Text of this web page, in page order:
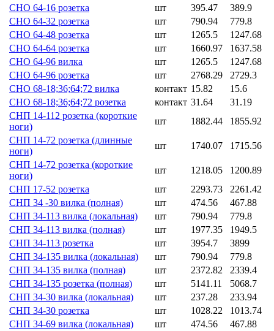
СНО 64-16 розетка
шт 395.47
389.9
СНО 64-32 розетка
шт 790.94
779.8
СНО 64-48 розетка
шт 1265.5
1247.68
СНО 64-64 розетка
шт 1660.97
1637.58
СНО 64-96 вилка
шт 1265.5
1247.68
СНО 64-96 розетка
шт 2768.29
2729.3
СНО 68-18;36;64;72 вилка
контакт 15.82
15.6
СНО 68-18;36;64;72 розетка
контакт 31.64
31.19
СНП 14-112 розетка (короткие
ноги)
шт 1882.44
1855.92
СНП 14-72 розетка (длинные
ноги)
шт 1740.07
1715.56
СНП 14-72 розетка (короткие
ноги)
шт 1218.05
1200.89
СНП 17-52 розетка
шт 2293.73
2261.42
СНП 34 -30 вилка (полная)
шт 474.56
467.88
СНП 34-113 вилка (локальная)
шт 790.94
779.8
СНП 34-113 вилка (полная)
шт 1977.35
1949.5
СНП 34-113 розетка
шт 3954.7
3899
СНП 34-135 вилка (локальная)
шт 790.94
779.8
СНП 34-135 вилка (полная)
шт 2372.82
2339.4
СНП 34-135 розетка (полная)
шт 5141.11
5068.7
СНП 34-30 вилка (локальная)
шт 237.28
233.94
СНП 34-30 розетка
шт 1028.22
1013.74
СНП 34-69 вилка (локальная)
шт 474.56
467.88